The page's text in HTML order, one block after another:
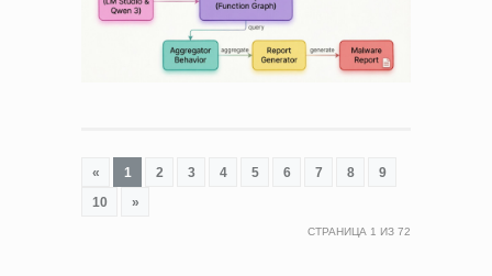
« 1 2 3 4 5 6 7 8
9
10
»
СТРАНИЦА 1 ИЗ 72